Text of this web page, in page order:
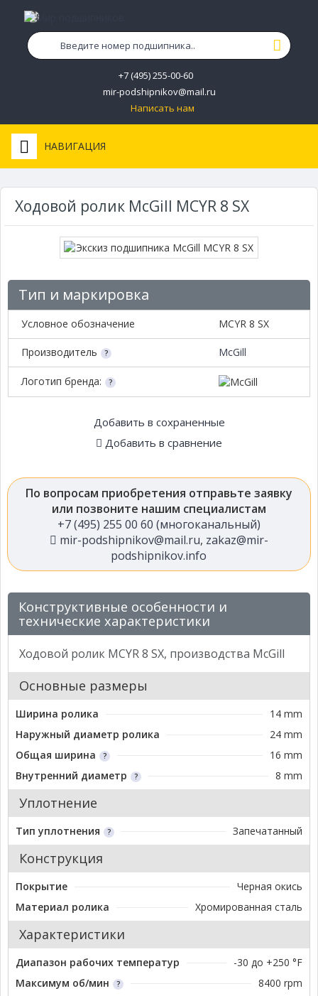
+7 (495) 255-00-60
mir-podshipnikov@mail.ru
Написать нам
НАВИГАЦИЯ
Ходовой ролик McGill MCYR 8 SX
Тип и маркировка
Условное обозначение MCYR 8 SX
Производитель McGill
Логотип бренда:
Добавить в сохраненные
Добавить в сравнение
По вопросам приобретения отправьте заявку
или позвоните нашим специалистам
+7 (495) 255 00 60 (многоканальный)
mir-podshipnikov@mail.ru, zakaz@mir-
podshipnikov.info
Конструктивные особенности и
технические характеристики
Ходовой ролик MCYR 8 SX, производства McGill
Основные размеры
Ширина ролика
14 mm
Наружный диаметр ролика
24 mm
Общая ширина
16 mm
Внутренний диаметр
8 mm
Уплотнение
Тип уплотнения Запечатанный
Конструкция
Покрытие
Черная окись
Материал ролика
Хромированная сталь
Характеристики
Диапазон рабочих температур
-30 до +250 °F
Максимум об/мин
8400 rpm